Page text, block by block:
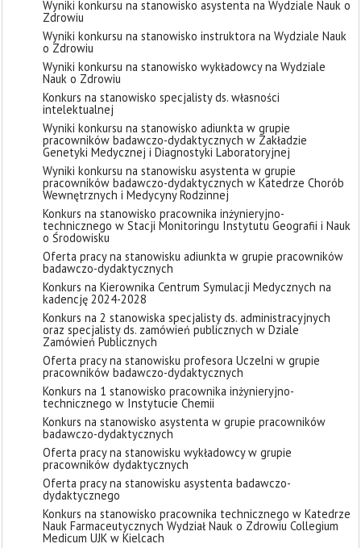
Wyniki konkursu na stanowisko asystenta na Wydziale Nauk o
Zdrowiu
Wyniki konkursu na stanowisko instruktora na Wydziale Nauk
o Zdrowiu
Wyniki konkursu na stanowisko wykładowcy na Wydziale
Nauk o Zdrowiu
Konkurs na stanowisko specjalisty ds. własności
intelektualnej
Wyniki konkursu na stanowisko adiunkta w grupie
pracowników badawczo-dydaktycznych w Zakładzie
Genetyki Medycznej i Diagnostyki Laboratoryjnej
Wyniki konkursu na stanowisku asystenta w grupie
pracowników badawczo-dydaktycznych w Katedrze Chorób
Wewnętrznych i Medycyny Rodzinnej
Konkurs na stanowisko pracownika inżynieryjno-
technicznego w Stacji Monitoringu Instytutu Geografii i Nauk
o Środowisku
Oferta pracy na stanowisku adiunkta w grupie pracowników
badawczo-dydaktycznych
Konkurs na Kierownika Centrum Symulacji Medycznych na
kadencję 2024-2028
Konkurs na 2 stanowiska specjalisty ds. administracyjnych
oraz specjalisty ds. zamówień publicznych w Dziale
Zamówień Publicznych
Oferta pracy na stanowisku profesora Uczelni w grupie
pracowników badawczo-dydaktycznych
Konkurs na 1 stanowisko pracownika inżynieryjno-
technicznego w Instytucie Chemii
Konkurs na stanowisko asystenta w grupie pracowników
badawczo-dydaktycznych
Oferta pracy na stanowisku wykładowcy w grupie
pracowników dydaktycznych
Oferta pracy na stanowisku asystenta badawczo-
dydaktycznego
Konkurs na stanowisko pracownika technicznego w Katedrze
Nauk Farmaceutycznych Wydział Nauk o Zdrowiu Collegium
Medicum UJK w Kielcach